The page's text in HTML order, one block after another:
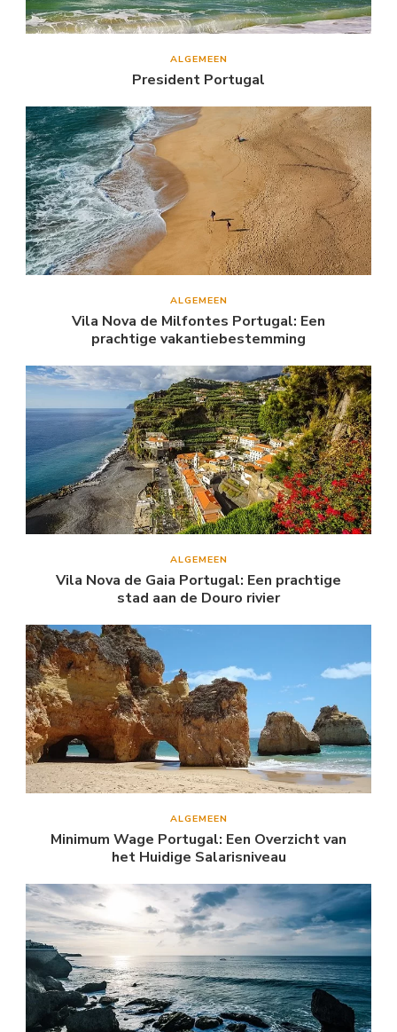
ALGEMEEN
President Portugal
ALGEMEEN
Vila Nova de Milfontes Portugal: Een
prachtige vakantiebestemming
ALGEMEEN
Vila Nova de Gaia Portugal: Een prachtige
stad aan de Douro rivier
ALGEMEEN
Minimum Wage Portugal: Een Overzicht van
het Huidige Salarisniveau